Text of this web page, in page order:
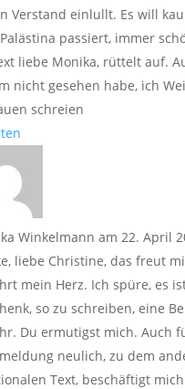
Verstand einlullt. Es will
passiert, immer
liebe Monika, rüttelt auf.
nicht gesehen habe, ich
schreien
Winkelmann am 22. April
liebe Christine, das freut
mein Herz. Ich spüre, es
so zu schreiben, eine
Du ermutigst mich. Auch
neulich, zu dem
Text, beschäftigt